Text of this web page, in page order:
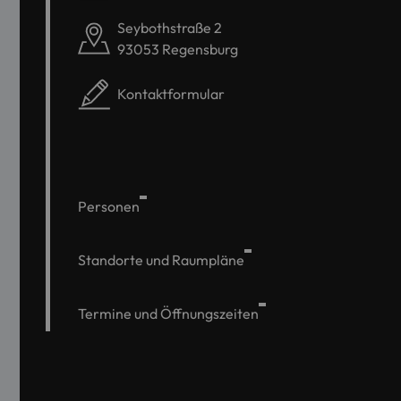
Seybothstraße 2
93053 Regensburg
Kontaktformular
Personen
Standorte und Raumpläne
Termine und Öffnungszeiten